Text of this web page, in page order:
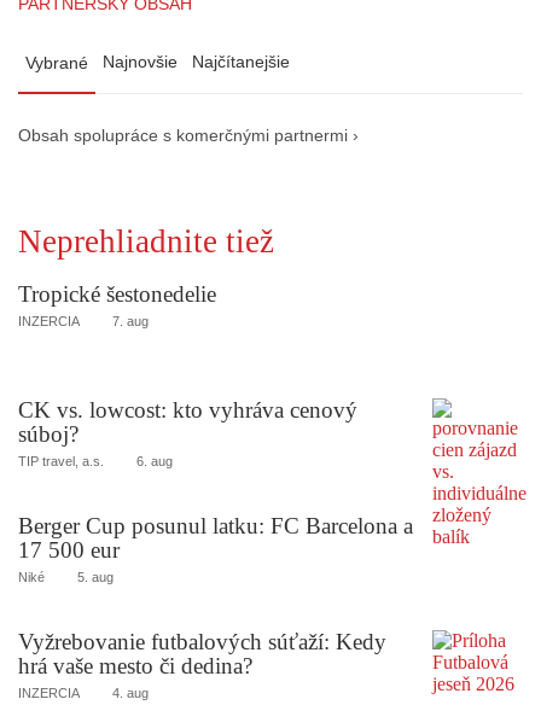
PARTNERSKÝ OBSAH
Vybrané Najnovšie Najčítanejšie
Obsah spolupráce s komerčnými partnermi ›
Neprehliadnite tiež
Tropické šestonedelie
INZERCIA 7. aug
CK vs. lowcost: kto vyhráva cenový
súboj?
TIP travel, a.s. 6. aug
Berger Cup posunul latku: FC Barcelona a
17 500 eur
Niké 5. aug
Vyžrebovanie futbalových súťaží: Kedy
hrá vaše mesto či dedina?
INZERCIA 4. aug